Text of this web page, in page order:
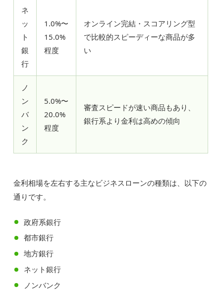
ネ
ッ
ト
銀
行
1.0%〜
15.0%
程度
オンライン完結・スコアリング型
で比較的スピーディーな商品が多
い
ノ
ン
バ
ン
ク
5.0%〜
20.0%
程度
審査スピードが速い商品もあり、
銀行系より金利は高めの傾向
金利相場を左右する主なビジネスローンの種類は、以下の
通りです。
政府系銀行
都市銀行
地方銀行
ネット銀行
ノンバンク